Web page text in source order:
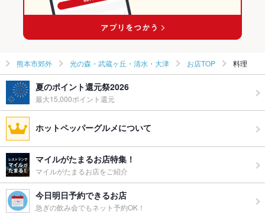
光の森駅 × 和食全般
熊本市郊外 光の森・武蔵ヶ丘・清水・大津 お店TOP 料理
夏のポイント還元祭2026
最大15,000ポイント還元
ホットペッパーグルメについて
マイルがたまるお店特集！
マイルがたまるお店をご紹介
今日明日予約できるお店
急ぎの飲み会でもネット予約OK！